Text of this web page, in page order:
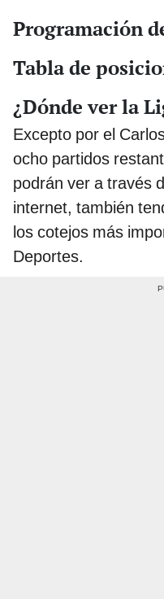
Programación
Tabla de
¿Dónde ver la
Excepto por el
ocho partidos
podrán ver a través
internet, también
los cotejos más
Deportes.